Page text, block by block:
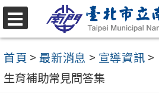
跳
至
主
要
選
單
首頁 > 最新消息 > 宣導資訊 >
生育補助常見問答集